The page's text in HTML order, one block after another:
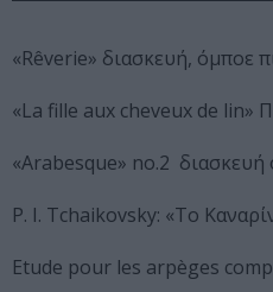
«Rêverie» διασκευή, όμποε
«La fille aux cheveux de lin»
«Arabesque» no.2 διασκευή
P. I. Tchaikovsky: «Το
Etude pour les arpèges